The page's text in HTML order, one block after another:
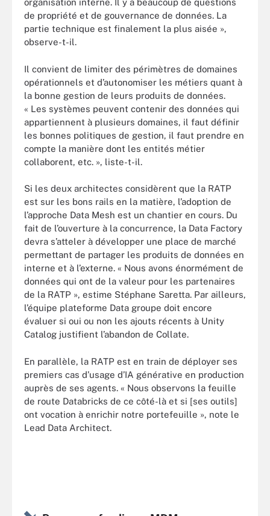
organisation interne. Il y a beaucoup de questions
de propriété et de gouvernance de données. La
partie technique est finalement la plus aisée »,
observe-t-il.
Il convient de limiter des périmètres de domaines
opérationnels et d’autonomiser les métiers quant à
la bonne gestion de leurs produits de données.
« Les systèmes peuvent contenir des données qui
appartiennent à plusieurs domaines, il faut définir
les bonnes politiques de gestion, il faut prendre en
compte la manière dont les entités métier
collaborent, etc. », liste-t-il.
Si les deux architectes considèrent que la RATP
est sur les bons rails en la matière, l’adoption de
l’approche Data Mesh est un chantier en cours. Du
fait de l’ouverture à la concurrence, la Data Factory
devra s’atteler à développer une place de marché
permettant de partager les produits de données en
interne et à l’externe. « Nous avons énormément de
données qui ont de la valeur pour les partenaires
de la RATP », estime Stéphane Saretta. Par ailleurs,
l’équipe plateforme Data groupe doit encore
évaluer si oui ou non les ajouts récents à Unity
Catalog justifient l’abandon de Collate.
En parallèle, la RATP est en train de déployer ses
premiers cas d’usage d’IA générative en production
auprès de ses agents. « Nous observons la feuille
de route Databricks de ce côté-là et si [ses outils]
ont vocation à enrichir notre portefeuille », note le
Lead Data Architect.